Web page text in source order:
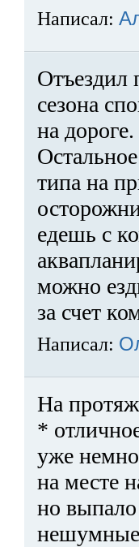
Написал:
Отъездил
сезона
на
типа на
едешь с
можно
за счет
Написал:
На
*
уже
на месте
но
нешумные